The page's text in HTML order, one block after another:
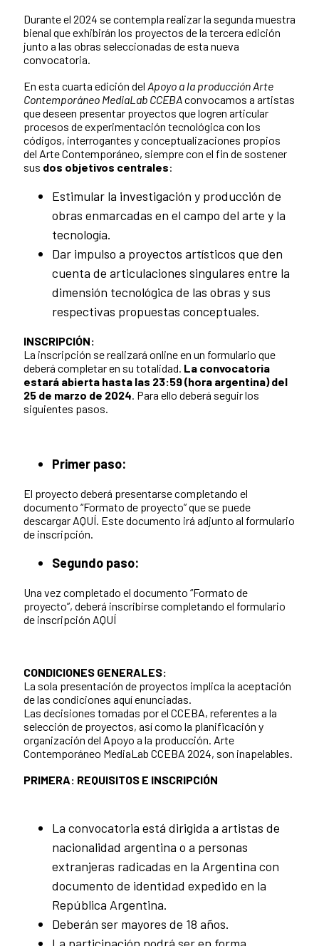
Durante el 2024 se contempla realizar la segunda muestra
bienal que exhibirán los proyectos de la tercera edición
junto a las obras seleccionadas de esta nueva
convocatoria.
En esta cuarta edición del Apoyo a la producción Arte
Contemporáneo MediaLab CCEBAconvocamos a artistas
que deseen presentar proyectos que logren articular
procesos de experimentación tecnológica con los
códigos, interrogantes y conceptualizaciones propios
del Arte Contemporáneo, siempre con el fin de sostener
sus dos objetivos centrales:
Estimular la investigación y producción de
obras enmarcadas en el campo del arte y la
tecnología.
Dar impulso a proyectos artísticos que den
cuenta de articulaciones singulares entre la
dimensión tecnológica de las obras y sus
respectivas propuestas conceptuales.
INSCRIPCIÓN:
La inscripción se realizará online en un formulario que
deberá completar en su totalidad. La convocatoria
estará abierta hasta las 23:59 (hora argentina) del
25 de marzo de 2024 . Para ello deberá seguir los
siguientes pasos.
Primer paso:
El proyecto deberá presentarse completando el
documento “Formato de proyecto” que se puede
descargar AQUÍ. Este documento irá adjunto al formulario
de inscripción.
Segundo paso:
Una vez completado el documento “Formato de
proyecto”, deberá inscribirse completando el formulario
de inscripción AQUÍ
CONDICIONES GENERALES:
La sola presentación de proyectos implica la aceptación
de las condiciones aquí enunciadas.
Las decisiones tomadas por el CCEBA, referentes a la
selección de proyectos, así como la planificación y
organización del Apoyo a la producción. Arte
Contemporáneo MediaLab CCEBA 2024, son inapelables.
PRIMERA: REQUISITOS E INSCRIPCIÓN
La convocatoria está dirigida a artistas de
nacionalidad argentina o a personas
extranjeras radicadas en la Argentina con
documento de identidad expedido en la
República Argentina.
Deberán ser mayores de 18 años.